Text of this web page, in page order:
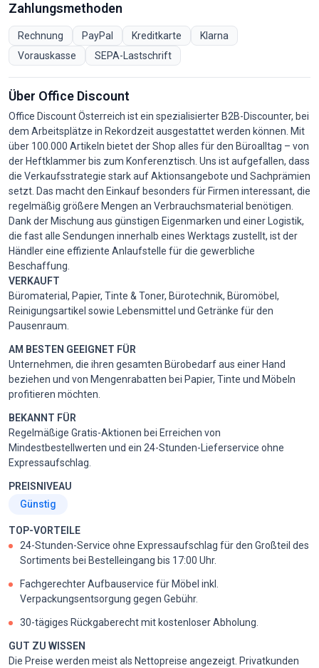
Zahlungsmethoden
Rechnung PayPal Kreditkarte
Klarna
Vorauskasse
SEPA-Lastschrift
Über Office Discount
Office Discount Österreich ist ein spezialisierter B2B-Discounter, bei
dem Arbeitsplätze in Rekordzeit ausgestattet werden können. Mit
über 100.000 Artikeln bietet der Shop alles für den Büroalltag – von
der Heftklammer bis zum Konferenztisch. Uns ist aufgefallen, dass
die Verkaufsstrategie stark auf Aktionsangebote und Sachprämien
setzt. Das macht den Einkauf besonders für Firmen interessant, die
regelmäßig größere Mengen an Verbrauchsmaterial benötigen.
Dank der Mischung aus günstigen Eigenmarken und einer Logistik,
die fast alle Sendungen innerhalb eines Werktags zustellt, ist der
Händler eine effiziente Anlaufstelle für die gewerbliche
Beschaffung.
VERKAUFT
Büromaterial, Papier, Tinte & Toner, Bürotechnik, Büromöbel,
Reinigungsartikel sowie Lebensmittel und Getränke für den
Pausenraum.
AM BESTEN GEEIGNET FÜR
Unternehmen, die ihren gesamten Bürobedarf aus einer Hand
beziehen und von Mengenrabatten bei Papier, Tinte und Möbeln
profitieren möchten.
BEKANNT FÜR
Regelmäßige Gratis-Aktionen bei Erreichen von
Mindestbestellwerten und ein 24-Stunden-Lieferservice ohne
Expressaufschlag.
PREISNIVEAU
Günstig
TOP-VORTEILE
24-Stunden-Service ohne Expressaufschlag für den Großteil des
Sortiments bei Bestelleingang bis 17:00 Uhr.
Fachgerechter Aufbauservice für Möbel inkl.
Verpackungsentsorgung gegen Gebühr.
30-tägiges Rückgaberecht mit kostenloser Abholung.
GUT ZU WISSEN
Die Preise werden meist als Nettopreise angezeigt. Privatkunden